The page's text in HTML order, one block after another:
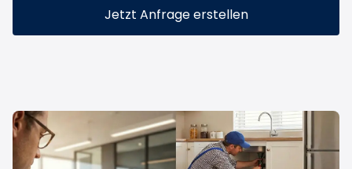
Jetzt Anfrage erstellen